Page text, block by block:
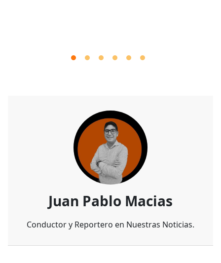
Juan Pablo Macias
Conductor y Reportero en Nuestras Noticias.